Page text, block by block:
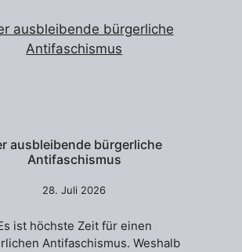
ausbleibende bürgerliche
Antifaschismus
28. Juli 2026
ist höchste Zeit für einen
Antifaschismus. Weshalb